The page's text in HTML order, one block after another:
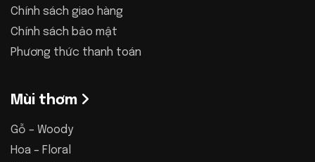
Chính sách giao hàng
Chính sách bảo mật
Phương thức thanh toán
Mùi thơm
Gỗ – Woody
Hoa – Floral